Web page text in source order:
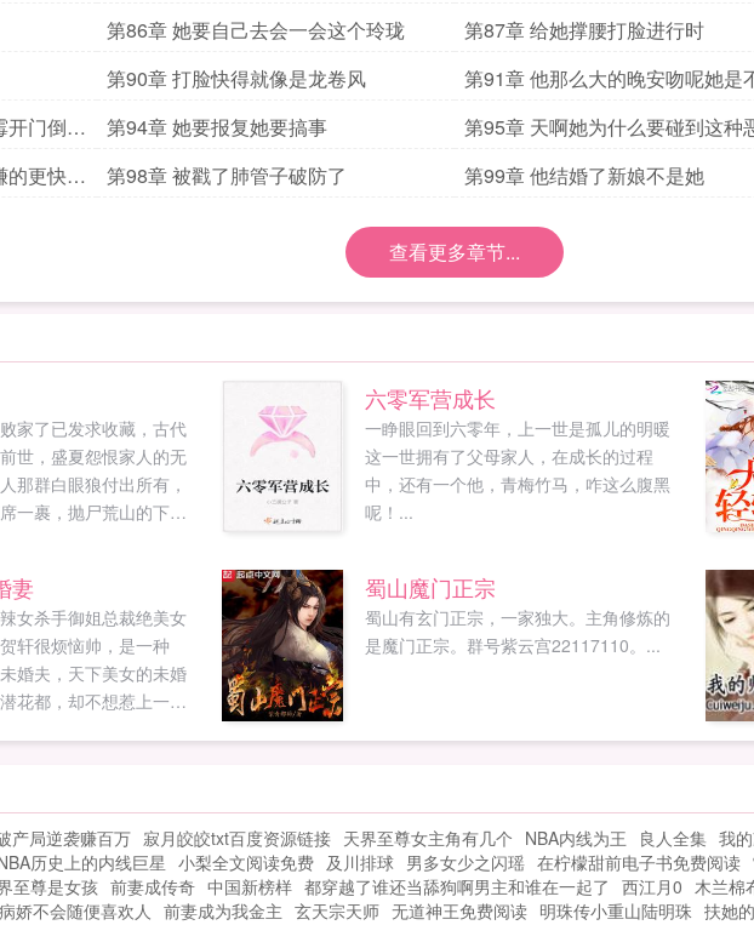
钱
第86章 她要自己去会一会这个玲珑 第87章 给她撑腰打脸进行时
第90章 打脸快得就像是龙卷风
第91章 他那么大的晚安吻呢她是
了
开门倒霉
第94章 她要报复她要搞事 第95章 天啊她为什么要碰到这种
的更快更
第98章 被戳了肺管子破防了 第99章 他结婚了新娘不是她
查看更多章节...
家了已发求收藏，古代
世，盛夏怨恨家人的无
那群白眼狼付出所有，
一裹，抛尸荒山的下
人身边，同甘共苦！改
心协力，走上致富的康
男神...
六零军营成长
一睁眼回到六零年，上一世是孤儿的明暖
这一世拥有了父母家人，在成长的过程
中，还有一个他，青梅竹马，咋这么腹黑
呢！...
妻
女杀手御姐总裁绝美女
轩很烦恼帅，是一种
婚夫，天下美女的未婚
花都，却不想惹上一身
蜀山魔门正宗
蜀山有玄门正宗，一家独大。主角修炼的
是魔门正宗。群号紫云宫22117110。...
产局逆袭赚百万 寂月皎皎txt百度资源链接 天界至尊女主角有几个 NBA内线为王 良人全集 我
历史上的内线巨星 小梨全文阅读免费 及川排球 男多女少之闪瑶 在柠檬甜前电子书免费阅读
至尊是女孩 前妻成传奇 中国新榜样 都穿越了谁还当舔狗啊男主和谁在一起了 西江月0 木兰棉
病娇不会随便喜欢人 前妻成为我金主 玄天宗天师 无道神王免费阅读 明珠传小重山陆明珠 扶她